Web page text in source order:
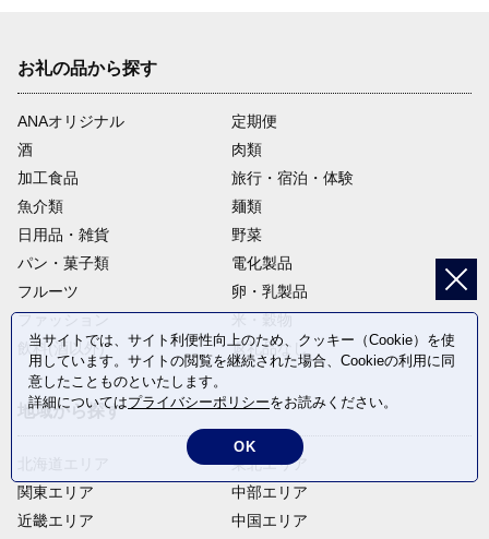
お礼の品から探す
ANAオリジナル
定期便
酒
肉類
加工食品
旅行・宿泊・体験
魚介類
麺類
日用品・雑貨
野菜
パン・菓子類
電化製品
フルーツ
卵・乳製品
飲料(酒以外)
返礼品なし
地域から探す
関東エリア
近畿エリア
東北エリア
中部エリア
中国エリア
当サイトでは、サイト利便性向上のため、クッキー（Cookie）を使
用しています。サイトの閲覧を継続された場合、Cookieの利用に同
意したことものといたします。
詳細についてはプライバシーポリシーをお読みください。
OK